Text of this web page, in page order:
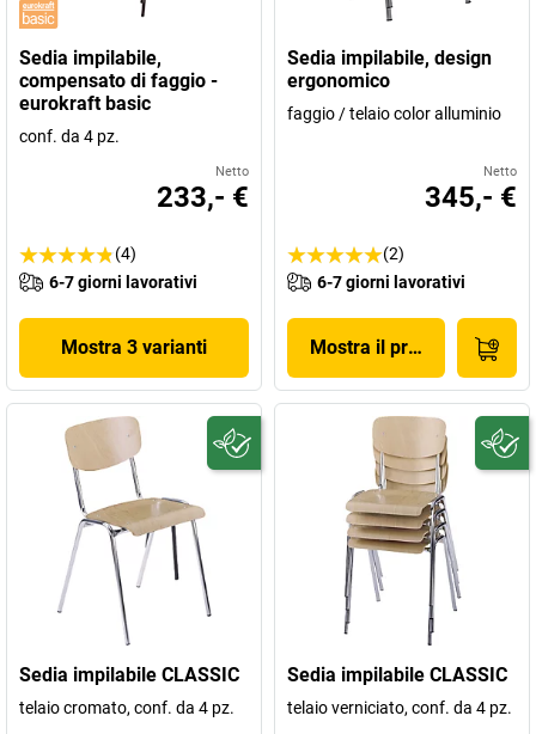
Sedia impilabile,
compensato di faggio -
eurokraft basic
conf. da 4 pz.
Netto
233,- €
(4)
6-7 giorni lavorativi
Mostra 3 varianti
Sedia impilabile, design
ergonomico
faggio / telaio color alluminio
Netto
345,- €
(2)
6-7 giorni lavorativi
Mostra il prodotto
Sedia impilabile CLASSIC
telaio cromato, conf. da 4 pz.
Sedia impilabile CLASSIC
telaio verniciato, conf. da 4 pz.